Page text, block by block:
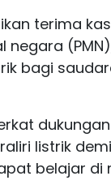
terima
negara
bagi
listrik
belajar di